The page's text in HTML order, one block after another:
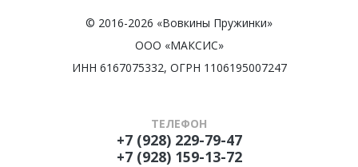
© 2016-2026 «Вовкины Пружинки»
ООО «МАКСИС»
ИНН 6167075332, ОГРН 1106195007247
ТЕЛЕФОН
+7 (928) 229-79-47
+7 (928) 159-13-72